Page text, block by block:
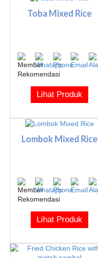
Toba Mixed Rice
Lihat Produk
Lombok Mixed Rice
Lihat Produk